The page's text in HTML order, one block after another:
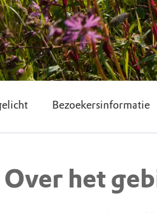
Bezoekersinformatie
Over het